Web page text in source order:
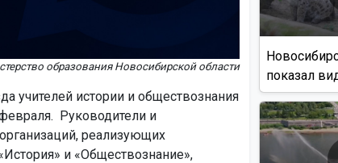
образования Новосибирской области
учителей истории и обществознания
Руководители и
реализующих
и «Обществознание»,
показал